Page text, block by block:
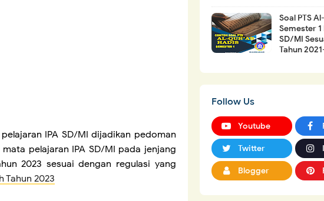
IPA SD/MI dijadikan pedoman
pelajaran IPA SD/MI pada jenjang
2023 sesuai dengan regulasi yang
Tahun 2023
Soal PTS
Semester 1
SD/MI
Tahun
Follow Us
Youtube
Twitter
Blogger